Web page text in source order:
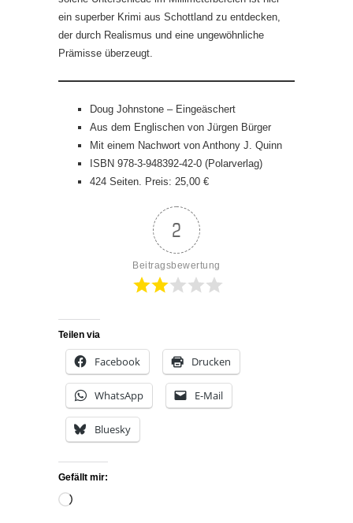
ein superber Krimi aus Schottland zu entdecken,
der durch Realismus und eine ungewöhnliche
Prämisse überzeugt.
Doug Johnstone – Eingeäschert
Aus dem Englischen von Jürgen Bürger
Mit einem Nachwort von Anthony J. Quinn
ISBN 978-3-948392-42-0 (Polarverlag)
424 Seiten. Preis: 25,00 €
2
Beitragsbewertung
Teilen via
Facebook Drucken
WhatsApp E-Mail
Bluesky
Gefällt mir:
Wird